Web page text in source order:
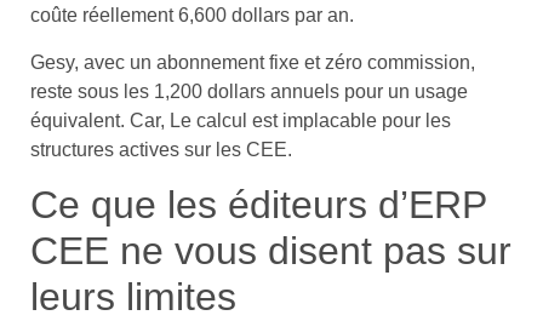
coûte réellement 6,600 dollars par an.
Gesy, avec un abonnement fixe et zéro commission,
reste sous les 1,200 dollars annuels pour un usage
équivalent. Car, Le calcul est implacable pour les
structures actives sur les CEE.
Ce que les éditeurs d’ERP
CEE ne vous disent pas sur
leurs limites